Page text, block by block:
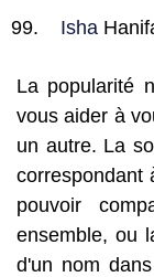
Isha
La popularité
vous aider à
un autre. La
correspondant
pouvoir
ensemble, ou
d'un nom